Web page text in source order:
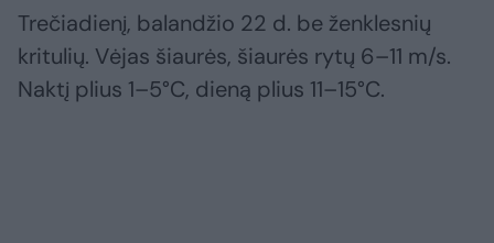
Trečiadienį, balandžio 22 d. be ženklesnių
kritulių. Vėjas šiaurės, šiaurės rytų 6–11 m/s.
Naktį plius 1–5°C, dieną plius 11–15°C.